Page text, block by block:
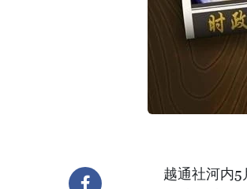
越通社河内